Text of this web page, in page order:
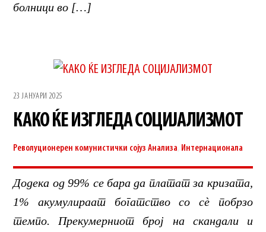
болници во […]
23 ЈАНУАРИ 2025
КАКО ЌЕ ИЗГЛЕДА СОЦИЈАЛИЗМОТ
Револуционерен комунистички сојуз Анализа Интернационала
Додека од 99% се бара да платат за кризата,
1% акумулираат богатство со сè побрзо
темпо. Прекумерниот број на скандали и